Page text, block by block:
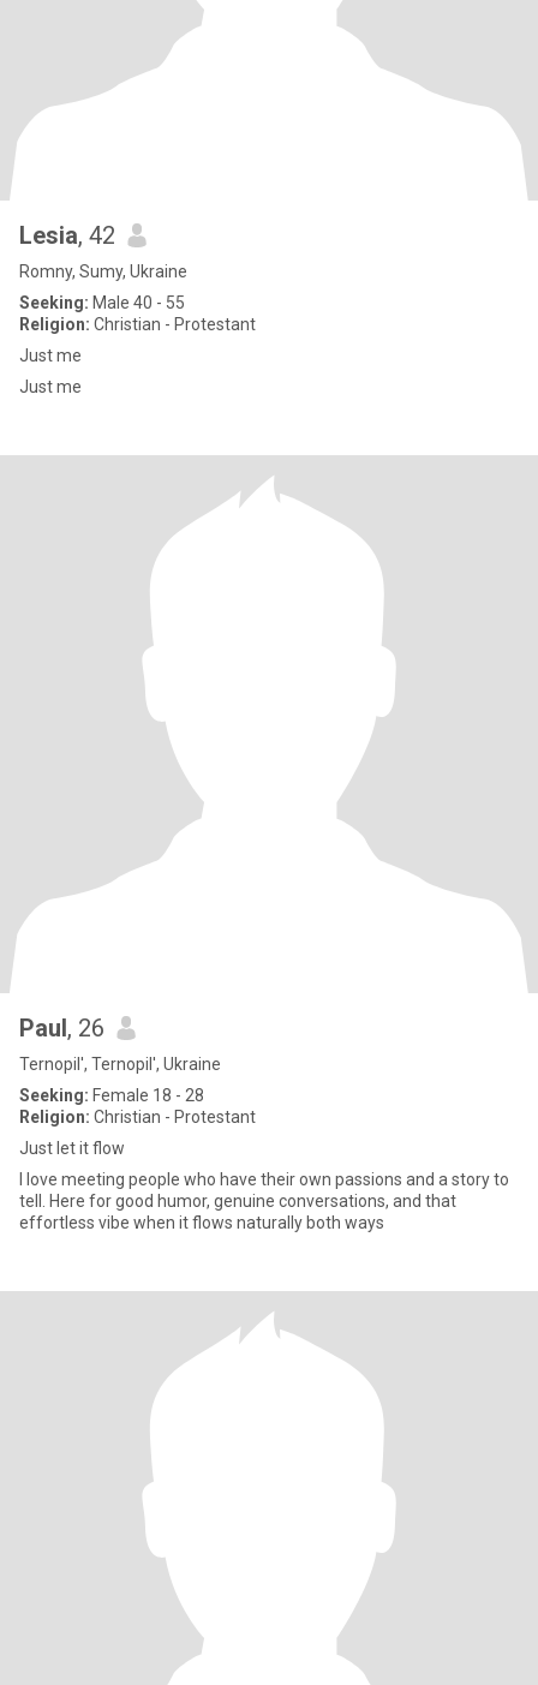
Lesia, 42
Romny, Sumy, Ukraine
Seeking: Male 40 - 55
Religion: Christian - Protestant
Just me
Just me
Paul, 26
Ternopil', Ternopil', Ukraine
Seeking: Female 18 - 28
Religion: Christian - Protestant
Just let it flow
I love meeting people who have their own passions and a story to
tell. Here for good humor, genuine conversations, and that
effortless vibe when it flows naturally both ways